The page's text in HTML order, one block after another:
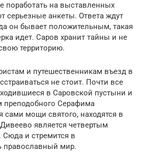
поработать на выставленных
серьезные анкеты. Ответа ждут
он бывает положительным, такая
идет. Саров хранит тайны и не
территорию.
и путешественникам въезд в
не стоит. Почти все
в Саровской пустыни и
Серафима
сами мощи святого, находятся в
является четвертым
и стремится в
православный мир.